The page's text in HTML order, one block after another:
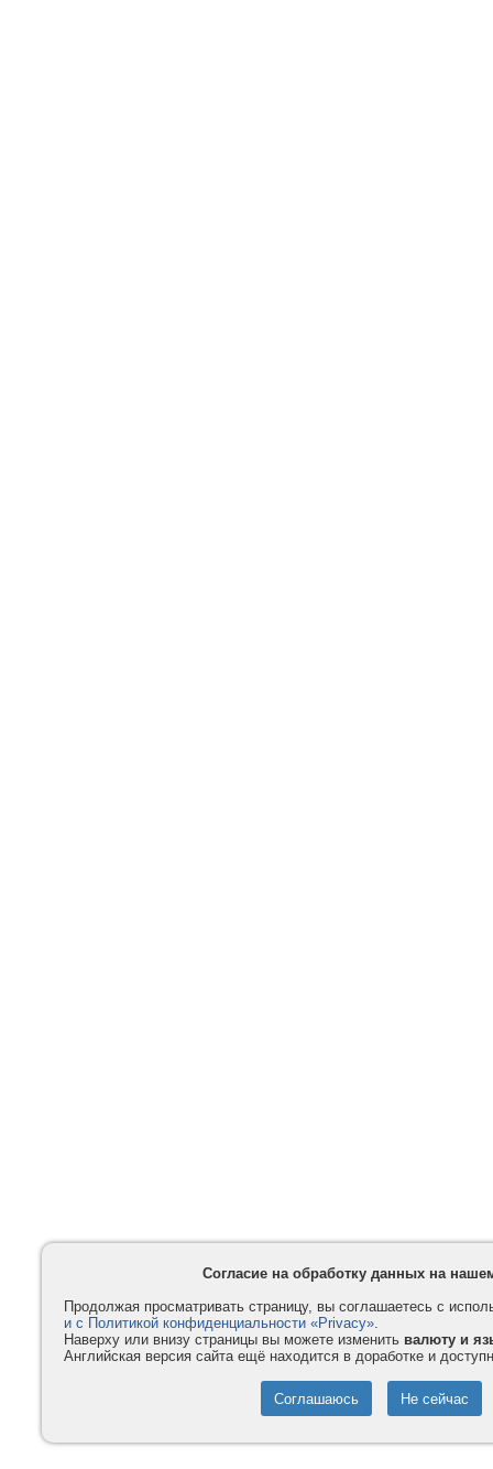
Согласие на обработку данных на
Продолжая просматривать страницу, вы соглашаетесь с
и с Политикой конфиденциальности «Privacy».
Наверху или внизу страницы вы можете изменить валюту и
Английская версия сайта ещё находится в доработке и